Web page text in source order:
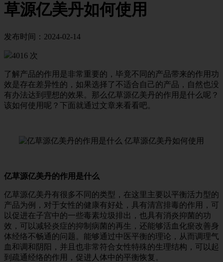
草源亿美丹如何使用
发布时间：2024-02-14
4016 次
了解产品的作用是非常重要的，毕竟不同的产品带来的作用功
效是存在差异性的，如果选择了不适合自己的产品，自然也没
有办法达到理想的效果。那么亿草源亿美丹的作用是什么呢？
该如何使用呢？下面就通过文章来看看吧。
亿草源亿美丹的作用是什么
亿草源亿美丹有很多不同的类型，在这里主要以平衡活力型的
产品为例，对于女性的健康有好处，具有清宫排毒的作用，可
以促进在子宫中的一些毒素垃圾排出，也具有消炎抑菌的功
效，可以减轻炎症的抑制病菌的再生，还能够活血化瘀改善身
体经络不畅通的问题。能够通过中医平衡的理论，从而调理气
血和调和阴阳，并且也非常符合女性特殊的生理结构，可以起
到疏通经络的作用，促进人体中的平衡恢复。